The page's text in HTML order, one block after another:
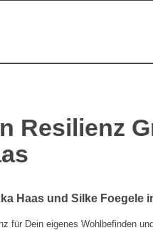
Resilienz
Haas und Silke
für Dein eigenes Wohlbefinden